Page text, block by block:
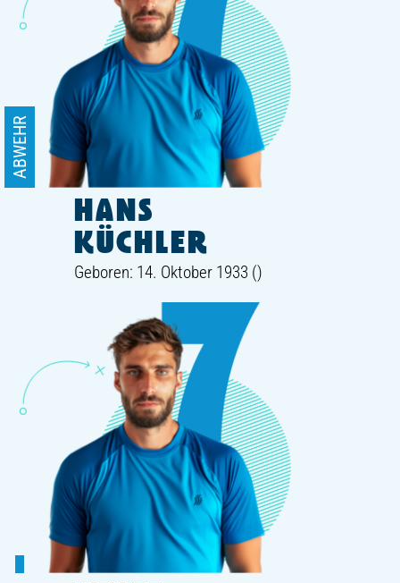
HANS
KÜCHLER
ABWEHR
Geboren: 14. Oktober 1933 ()